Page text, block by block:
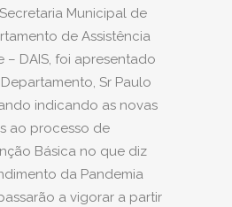
Municipal de
de Assistência
– DAIS, foi apresentado
Sr Paulo
indicando as novas
ao processo de
Básica no que diz
da Pandemia
a vigorar a partir